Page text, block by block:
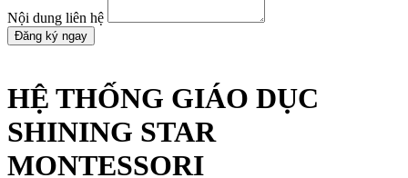
Nội dung liên hệ
Đăng ký ngay
HỆ THỐNG GIÁO DỤC
SHINING STAR
MONTESSORI